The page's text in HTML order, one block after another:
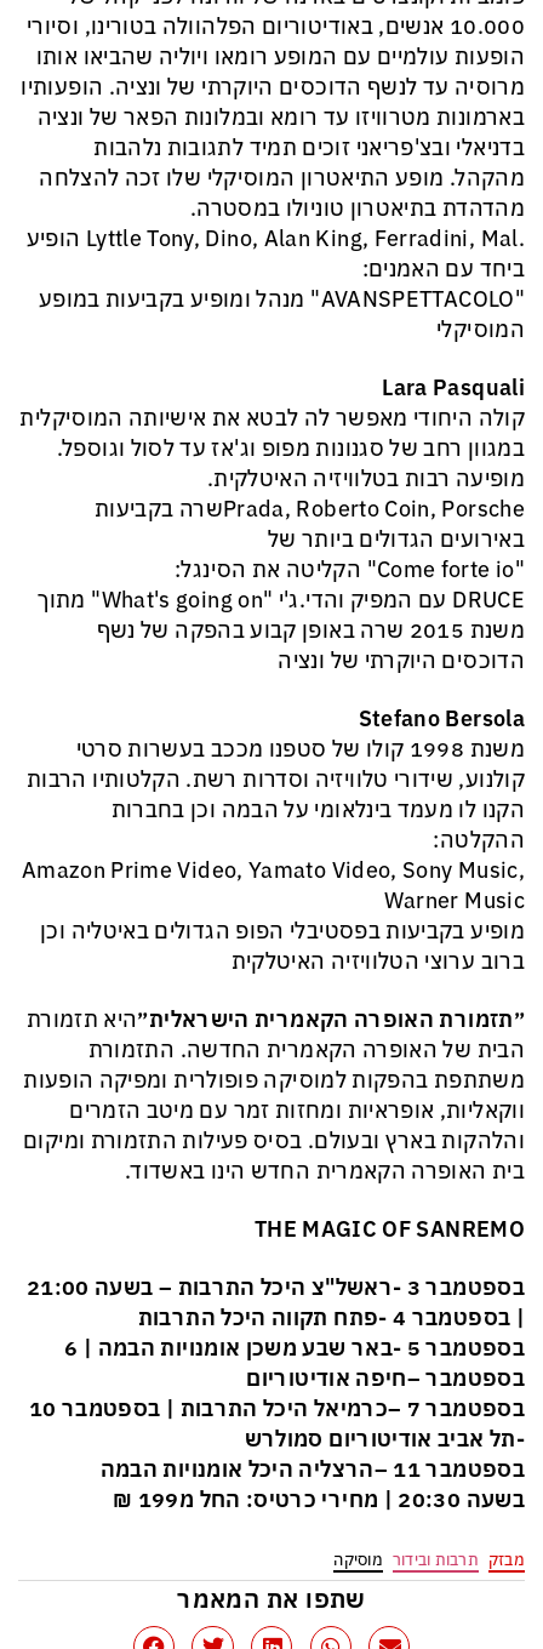
10.000 אנשים, באודיטוריום הפלהוולה בטורינו, וסיורי
הופעות עולמיים עם המופע רומאו ויוליה שהביאו אותו
מרוסיה עד לנשף הדוכסים היוקרתי של ונציה. הופעותיו
בארמונות מטרוויזו עד רומא ובמלונות הפאר של ונציה
בדניאלי ובצ'פריאני זוכים תמיד לתגובות נלהבות
מהקהל. מופע התיאטרון המוסיקלי שלו זכה להצלחה
מהדהדת בתיאטרון טוניולו במסטרה.
.Lyttle Tony, Dino, Alan King, Ferradini, Mal הופיע
ביחד עם האמנים:
"AVANSPETTACOLO" מנהל ומופיע בקביעות במופע
המוסיקלי
Lara Pasquali
קולה היחודי מאפשר לה לבטא את אישיותה המוסיקלית
במגוון רחב של סגנונות מפופ וג'אז עד לסול וגוספל.
מופיעה רבות בטלוויזיה האיטלקית.
Prada, Roberto Coin, Porscheשרה בקביעות
באירועים הגדולים ביותר של
"Come forte io" הקליטה את הסינגל:
DRUCE עם המפיק והדי.ג'י "What's going on" מתוך
משנת 2015 שרה באופן קבוע בהפקה של נשף
הדוכסים היוקרתי של ונציה
Stefano Bersola
משנת 1998 קולו של סטפנו מככב בעשרות סרטי
קולנוע, שידורי טלוויזיה וסדרות רשת. הקלטותיו הרבות
הקנו לו מעמד בינלאומי על הבמה וכן בחברות
ההקלטה:
Amazon Prime Video, Yamato Video, Sony Music,
Warner Music
מופיע בקביעות בפסטיבלי הפופ הגדולים באיטליה וכן
ברוב ערוצי הטלוויזיה האיטלקית
״תזמורת האופרה הקאמרית הישראלית״היא תזמורת
הבית של האופרה הקאמרית החדשה. התזמורת
משתתפת בהפקות למוסיקה פופולרית ומפיקה הופעות
ווקאליות, אופראיות ומחזות זמר עם מיטב הזמרים
והלהקות בארץ ובעולם. בסיס פעילות התזמורת ומיקום
בית האופרה הקאמרית החדש הינו באשדוד.
THE MAGIC OF SANREMO
3 בספטמבר
-ראשל"צ היכל התרבות – בשעה 21:00
| 4 בספטמבר
-פתח תקווה היכל התרבות
5 בספטמבר
-באר שבע משכן אומנויות הבמה | 6
בספטמבר–חיפה אודיטוריום
7 בספטמבר
–כרמיאל היכל התרבות | 10 בספטמבר
-תל אביב אודיטוריום סמולרש
11 בספטמבר
–הרצליה היכל אומנויות הבמה
בשעה 20:30
| מחירי כרטיס: החל מ199 ₪
מבזק תרבות ובידור מוסיקה
שתפו את המאמר